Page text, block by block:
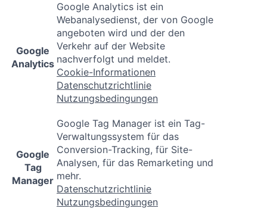
Google
Analytics
Google Analytics ist ein
Webanalysedienst, der von Google
angeboten wird und der den
Verkehr auf der Website
nachverfolgt und meldet.
Cookie-Informationen
Datenschutzrichtlinie
Nutzungsbedingungen
Google
Tag
Manager
Google Tag Manager ist ein Tag-
Verwaltungssystem für das
Conversion-Tracking, für Site-
Analysen, für das Remarketing und
mehr.
Datenschutzrichtlinie
Nutzungsbedingungen